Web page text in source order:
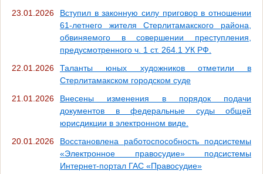
23.01.2026
Вступил в законную силу приговор в отношении
61-летнего жителя Стерлитамакского района,
обвиняемого в совершении преступления,
предусмотренного ч. 1 ст. 264.1 УК РФ.
22.01.2026
Таланты юных художников отметили в
Стерлитамакском городском суде
21.01.2026
Внесены изменения в порядок подачи
документов в федеральные суды общей
юрисдикции в электронном виде.
20.01.2026
Восстановлена работоспособность подсистемы
«Электронное правосудие» подсистемы
Интернет-портал ГАС «Правосудие»